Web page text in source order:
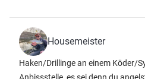
Housemeister
Haken/Drillinge an einem Köder/